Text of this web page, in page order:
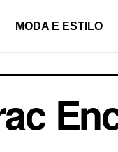
MODA E ESTILO